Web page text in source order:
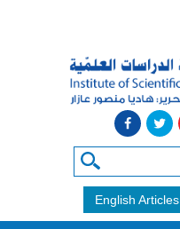
English Articles